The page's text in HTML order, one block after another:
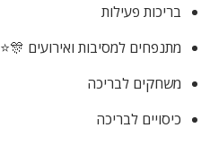
בריכות פעילות
מתנפחים למסיבות ואירועים 🎊⭐
משחקים לבריכה
כיסויים לבריכה